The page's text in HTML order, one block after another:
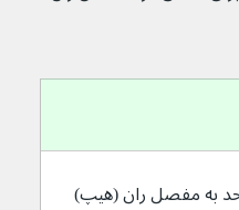
به مفصل ران (هیپ)